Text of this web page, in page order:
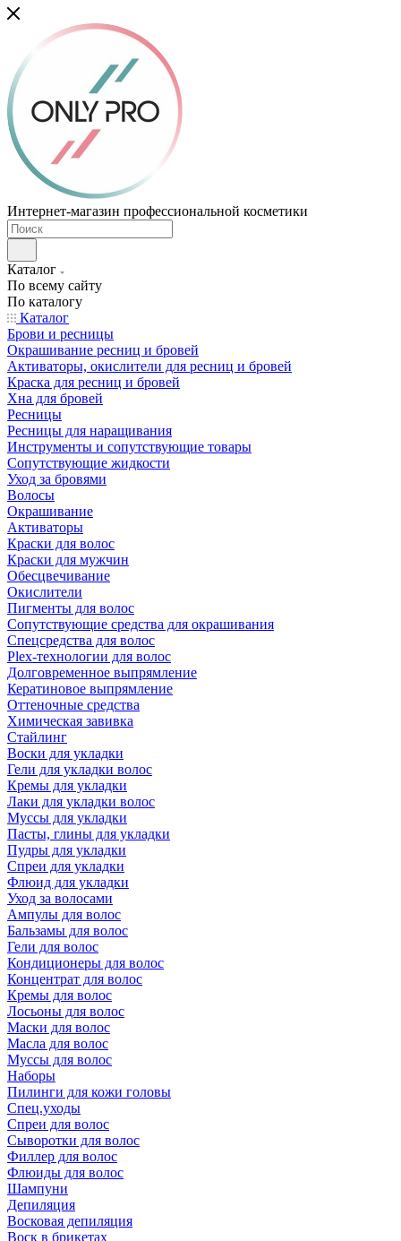
Интернет-магазин профессиональной косметики
Каталог
По всему сайту
По каталогу
Каталог
Брови и ресницы
Окрашивание ресниц и бровей
Активаторы, окислители для ресниц и бровей
Краска для ресниц и бровей
Хна для бровей
Ресницы
Ресницы для наращивания
Инструменты и сопутствующие товары
Сопутствующие жидкости
Уход за бровями
Волосы
Окрашивание
Активаторы
Краски для волос
Краски для мужчин
Обесцвечивание
Окислители
Пигменты для волос
Сопутствующие средства для окрашивания
Спецсредства для волос
Plex-технологии для волос
Долговременное выпрямление
Кератиновое выпрямление
Оттеночные средства
Химическая завивка
Стайлинг
Воски для укладки
Гели для укладки волос
Кремы для укладки
Лаки для укладки волос
Муссы для укладки
Пасты, глины для укладки
Пудры для укладки
Спреи для укладки
Флюид для укладки
Уход за волосами
Ампулы для волос
Бальзамы для волос
Гели для волос
Кондиционеры для волос
Концентрат для волос
Кремы для волос
Лосьоны для волос
Маски для волос
Масла для волос
Муссы для волос
Наборы
Пилинги для кожи головы
Спец.уходы
Спреи для волос
Сыворотки для волос
Филлер для волос
Флюиды для волос
Шампуни
Депиляция
Восковая депиляция
Воск в брикетах